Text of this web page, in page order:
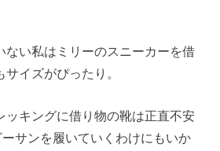
ない私はミリーのスニーカーを借
イズがぴったり。
ッキングに借り物の靴は正直不安
サンを履いていくわけにもいか